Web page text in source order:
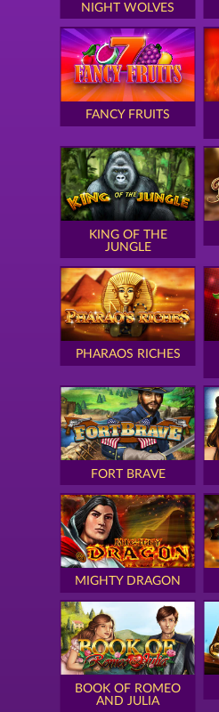
NIGHT WOLVES
FANCY FRUITS
KING OF THE
JUNGLE
PHARAOS RICHES
FORT BRAVE
MIGHTY DRAGON
BOOK OF ROMEO
AND JULIA